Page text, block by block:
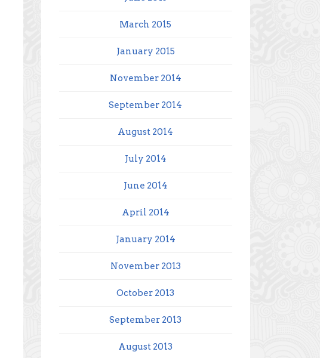
March 2015
January 2015
November 2014
September 2014
August 2014
July 2014
June 2014
April 2014
January 2014
November 2013
October 2013
September 2013
August 2013